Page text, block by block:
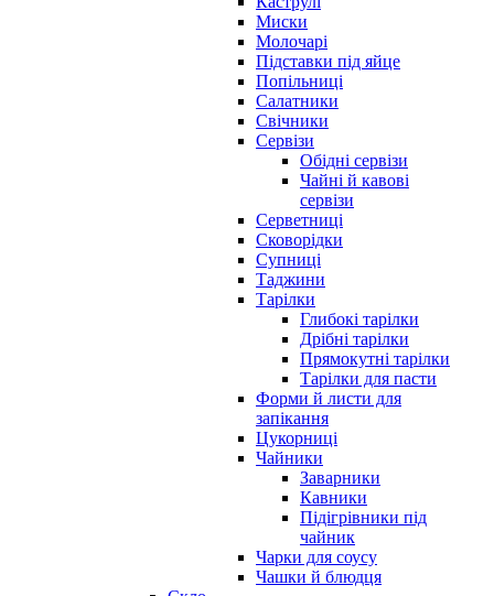
Миски
Молочарі
Підставки під яйце
Попільниці
Салатники
Свічники
Сервізи
Обідні сервізи
Чайні й кавові
сервізи
Серветниці
Сковорідки
Супниці
Таджини
Тарілки
Глибокі тарілки
Дрібні тарілки
Прямокутні тарілки
Тарілки для пасти
Форми й листи для
запікання
Цукорниці
Чайники
Заварники
Кавники
Підігрівники під
чайник
Чарки для соусу
Чашки й блюдця